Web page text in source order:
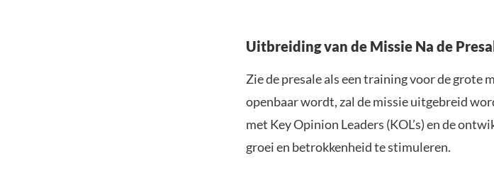
Uitbreiding van de Missie Na de
Zie de presale als een training voor de grote
openbaar wordt, zal de missie uitgebreid
met Key Opinion Leaders (KOL’s) en de
groei en betrokkenheid te stimuleren.